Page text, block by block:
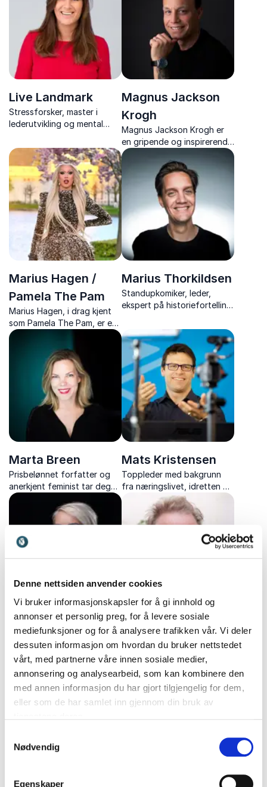
Denne nettsiden anvender cookies
Vi bruker informasjonskapsler for å gi innhold og
annonser et personlig preg, for å levere sosiale
mediefunksjoner og for å analysere trafikken vår. Vi deler
dessuten informasjon om hvordan du bruker nettstedet
vårt, med partnerne våre innen sosiale medier,
annonsering og analysearbeid, som kan kombinere den
med annen informasjon du har gjort tilgjengelig for dem,
eller som de har samlet inn gjennom din bruk av
Nødvendig
Egenskaper
Live Landmark
Stressforsker, master i
lederutvikling og mental
person- og
organisasjonsutvikling.
Magnus Jackson
Krogh
Magnus Jackson Krogh er
en gripende og inspirerende
vlogger, inspirator og up-
stander, med over 1000
foredragsshow bak seg.
Opplev noe helt utenom det
Marius Hagen /
Pamela The Pam
Marius Hagen, i drag kjent
som Pamela The Pam, er en
energisk dragqueen som vil
gi deg noe av det beste
drag-Norge har å by på.
Marius Thorkildsen
Standupkomiker, leder,
ekspert på historiefortelling
Marius Thorkildsen er en
komiker med substans, som
gir deg viktige temaer
presentert på en morsom og
underholdende måte.
Marta Breen
Prisbelønnet forfatter og
anerkjent feminist tar deg
med på et dypdykk i
moderne feminisme og
Mats Kristensen
Toppleder med bakgrunn
fra næringslivet, idretten og
Forsvaret som er ekspert på
jobbrelatert trening og
lederutvikling.
Mia Törnblom
Unik formidler og en
inspirerende
foredragsholder som
snakker om personlig
ledelse, mental trening og
motivasjon.
Niels Christian
Geelmuyden
Kjent forfatter og skribent
holder både underholdende
og tankevekkende foredrag
eller kåserier.